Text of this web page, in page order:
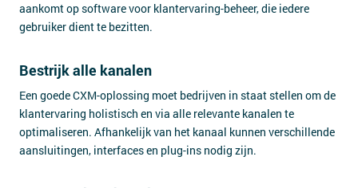
aankomt op software voor klantervaring-beheer, die iedere
gebruiker dient te bezitten.
Bestrijk alle kanalen
Een goede CXM-oplossing moet bedrijven in staat stellen om de
klantervaring holistisch en via alle relevante kanalen te
optimaliseren. Afhankelijk van het kanaal kunnen verschillende
aansluitingen, interfaces en plug-ins nodig zijn.